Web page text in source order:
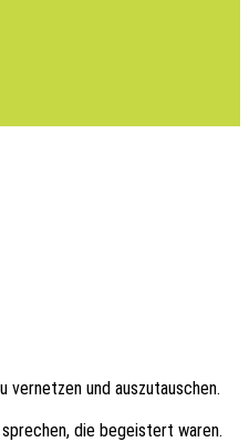
vernet­zen und auszutauschen.
die begeis­tert waren.